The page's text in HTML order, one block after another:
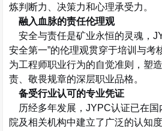
炼判断力、决策力和心理承受力。
融入血脉的责任伦理观
安全与责任是矿业永恒的灵魂，
安全第一”的伦理观贯穿于培训与考
为工程师职业行为的自觉准则，塑
责、敬畏规章的深层职业品格。
备受行业认可的专业凭证
历经多年发展，JYPC认证已在国
院及相关机构中建立了广泛的认知